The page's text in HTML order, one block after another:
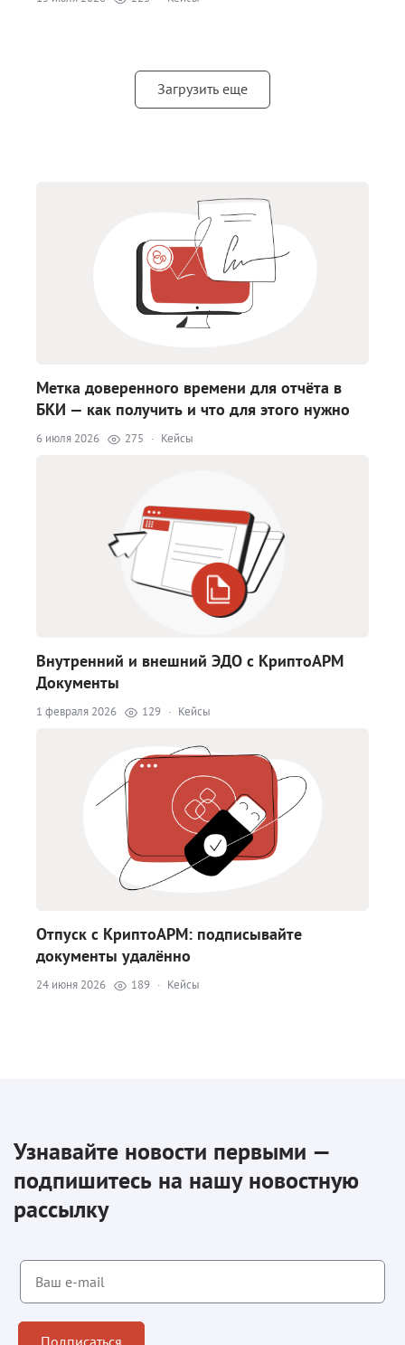
Загрузить еще
Метка доверенного времени для отчёта в
БКИ — как получить и что для этого нужно
6 июля 2026 275 · Кейсы
Внутренний и внешний ЭДО с КриптоАРМ
Документы
1 февраля 2026 129 · Кейсы
Отпуск с КриптоАРМ: подписывайте
документы удалённо
24 июня 2026 189 · Кейсы
Узнавайте новости первыми —
подпишитесь на нашу новостную
рассылку